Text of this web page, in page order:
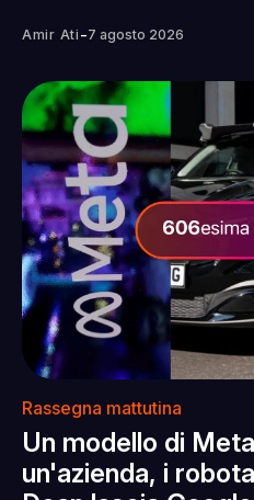
Amir Ati -7 agosto 2026
Rassegna mattutina
Un modello di
un'azienda, i